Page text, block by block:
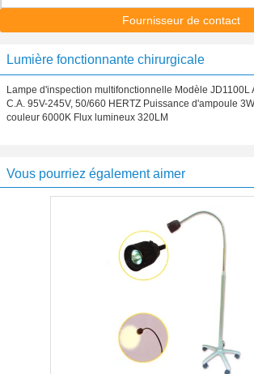
Fournisseur de contact
Lumière fonctionnante chirurgicale
Lampe d'inspection multifonctionnelle Modèle JD1100L
C.A. 95V-245V, 50/660 HERTZ Puissance d'ampoule
couleur 6000K Flux lumineux 320LM
Vous pourriez également aimer